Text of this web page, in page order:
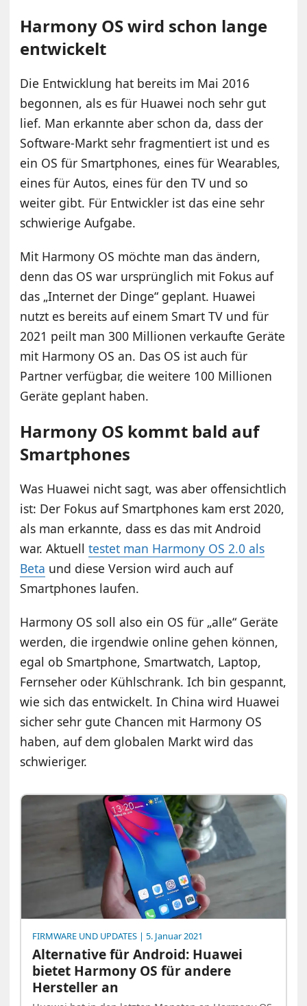
Harmony OS wird schon lange
entwickelt
Die Entwicklung hat bereits im Mai 2016
begonnen, als es für Huawei noch sehr gut
lief. Man erkannte aber schon da, dass der
Software-Markt sehr fragmentiert ist und es
ein OS für Smartphones, eines für Wearables,
eines für Autos, eines für den TV und so
weiter gibt. Für Entwickler ist das eine sehr
schwierige Aufgabe.
Mit Harmony OS möchte man das ändern,
denn das OS war ursprünglich mit Fokus auf
das „Internet der Dinge“ geplant. Huawei
nutzt es bereits auf einem Smart TV und für
2021 peilt man 300 Millionen verkaufte Geräte
mit Harmony OS an. Das OS ist auch für
Partner verfügbar, die weitere 100 Millionen
Geräte geplant haben.
Harmony OS kommt bald auf
Smartphones
Was Huawei nicht sagt, was aber offensichtlich
ist: Der Fokus auf Smartphones kam erst 2020,
als man erkannte, dass es das mit Android
war. Aktuelltestet man Harmony OS 2.0 als
Beta und diese Version wird auch auf
Smartphones laufen.
Harmony OS soll also ein OS für „alle“ Geräte
werden, die irgendwie online gehen können,
egal ob Smartphone, Smartwatch, Laptop,
Fernseher oder Kühlschrank. Ich bin gespannt,
wie sich das entwickelt. In China wird Huawei
sicher sehr gute Chancen mit Harmony OS
haben, auf dem globalen Markt wird das
schwieriger.
FIRMWARE UND UPDATES | 5. Januar 2021
Alternative für Android: Huawei
bietet Harmony OS für andere
Hersteller an